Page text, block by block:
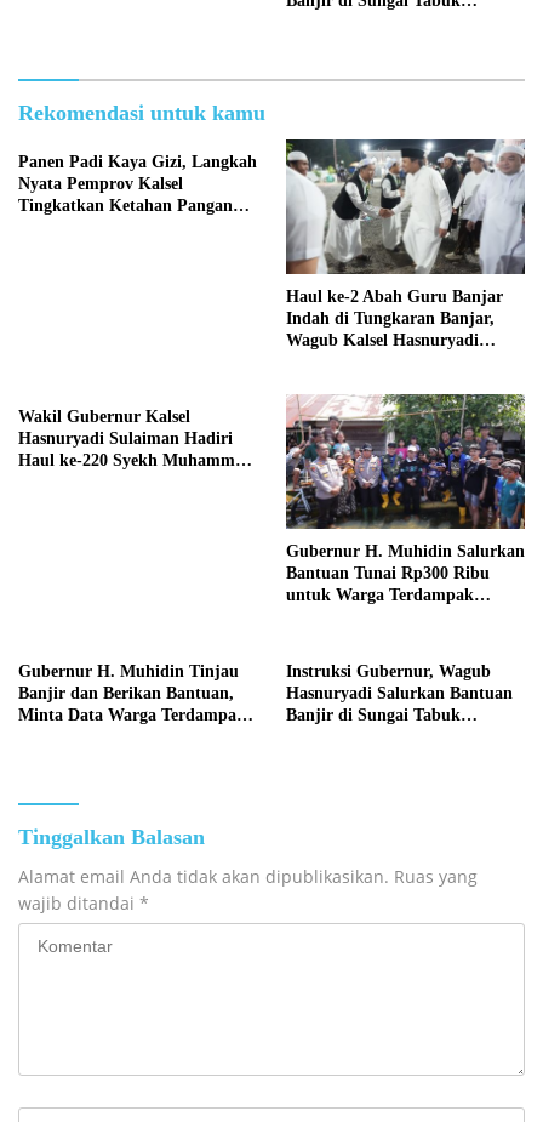
Rekomendasi untuk kamu
Panen Padi Kaya Gizi, Langkah
Nyata Pemprov Kalsel
Tingkatkan Ketahan Pangan
Haul ke-2 Abah Guru Banjar
Indah di Tungkaran Banjar,
Wagub Kalsel Hasnuryadi
Wakil Gubernur Kalsel
Hasnuryadi Sulaiman Hadiri
Haul ke-220 Syekh Muhammad
Gubernur H. Muhidin Salurkan
Bantuan Tunai Rp300 Ribu
untuk Warga Terdampak
Gubernur H. Muhidin Tinjau
Banjir dan Berikan Bantuan,
Minta Data Warga Terdampak
‎Instruksi Gubernur, Wagub
Hasnuryadi Salurkan Bantuan
Banjir di Sungai Tabuk
Tinggalkan Balasan
Alamat email Anda tidak akan dipublikasikan. Ruas yang
wajib ditandai *